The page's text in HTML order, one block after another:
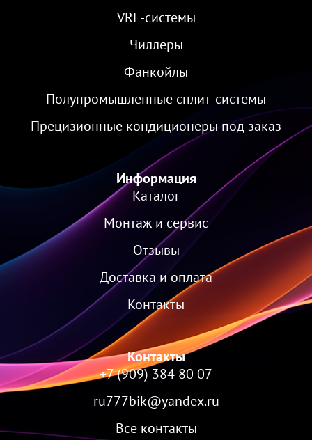
VRF-cистемы
Чиллеры
Фанкойлы
Полупромышленные сплит-системы
Прецизионные кондиционеры под заказ
Информация
Каталог
Монтаж и сервис
Отзывы
Доставка и оплата
Контакты
Контакты
+7 (909) 384 80 07
ru777bik@yandex.ru
Все контакты